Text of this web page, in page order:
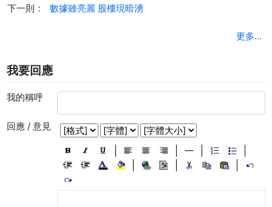
下一則： 數據雖亮麗 股樓現暗湧
更多...
我要回應
我的稱呼
回應 / 意見